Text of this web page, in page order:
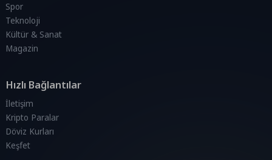
Spor
Teknoloji
Kültür & Sanat
Magazin
Hızlı Bağlantılar
İletişim
Kripto Paralar
Döviz Kurları
Keşfet